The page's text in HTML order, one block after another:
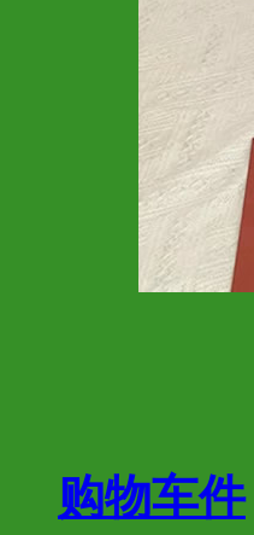
购物车件